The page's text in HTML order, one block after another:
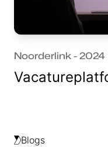
Noorderlink - 2024
Blogs